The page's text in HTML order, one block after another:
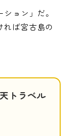
ョン」だ。
れば宮古島の
トラベル